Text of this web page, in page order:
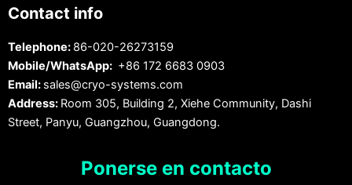
Contact info
Telephone: 86-020-26273159
Mobile/WhatsApp: +86 172 6683 0903
Email: sales@cryo-systems.com
Address: Room 305, Building 2, Xiehe Community, Dashi
Street, Panyu, Guangzhou, Guangdong.
Ponerse en contacto